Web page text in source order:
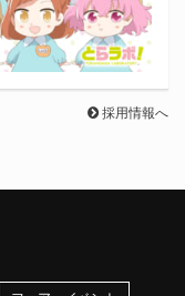
採用情報へ